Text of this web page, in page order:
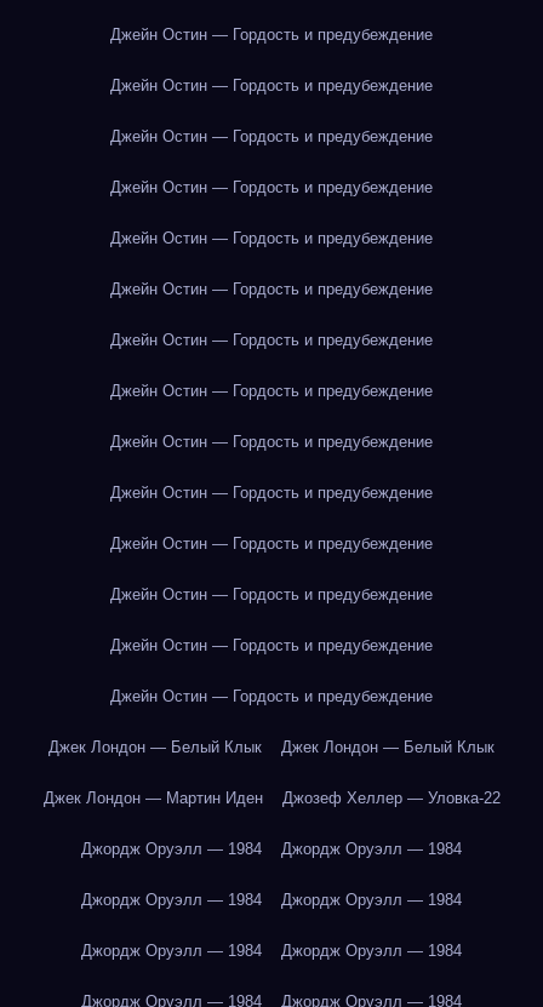
Джейн Остин — Гордость и предубеждение
Джейн Остин — Гордость и предубеждение
Джейн Остин — Гордость и предубеждение
Джейн Остин — Гордость и предубеждение
Джейн Остин — Гордость и предубеждение
Джейн Остин — Гордость и предубеждение
Джейн Остин — Гордость и предубеждение
Джейн Остин — Гордость и предубеждение
Джейн Остин — Гордость и предубеждение
Джейн Остин — Гордость и предубеждение
Джейн Остин — Гордость и предубеждение
Джейн Остин — Гордость и предубеждение
Джейн Остин — Гордость и предубеждение
Джейн Остин — Гордость и предубеждение
Джек Лондон — Белый Клык Джек Лондон — Белый Клык
Джек Лондон — Мартин Иден Джозеф Хеллер — Уловка-22
Джордж Оруэлл — 1984 Джордж Оруэлл — 1984
Джордж Оруэлл — 1984 Джордж Оруэлл — 1984
Джордж Оруэлл — 1984 Джордж Оруэлл — 1984
Джордж Оруэлл — 1984 Джордж Оруэлл — 1984